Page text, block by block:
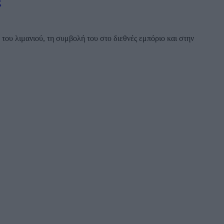
λιμανιού, τη συμβολή του στο διεθνές εμπόριο και στην